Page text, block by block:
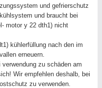
und gefrierschutz
und braucht bei
motor y 22 dth1) nicht
kühlerfüllung nach den im
erneuern.
zu schäden am
Wir empfehlen deshalb, bei
zu verwenden.